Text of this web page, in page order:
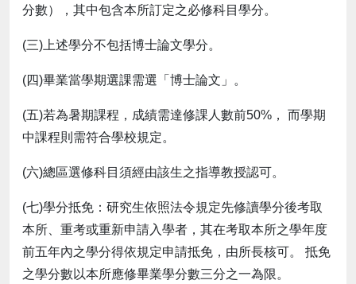
分數），其中包含本所訂定之必修科目學分。
(三)上述學分不包括博士論文學分。
(四)畢業當學期選課需選「博士論文」。
(五)若為暑期課程，成績需達修課人數前50%， 而學期
中課程則需符合學校規定。
(六)總區選修科目須經由該生之指導教授認可。
(七)學分抵免：研究生依照法令規定先修讀學分後考取
本所、重考或重新申請入學者，其在考取本所之學年度
前五年內之學分得依規定申請抵免，由所長核可。 抵免
之學分數以本所應修畢業學分數三分之一為限。